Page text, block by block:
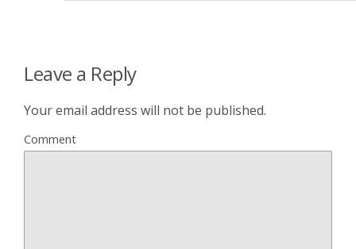
Leave a Reply
Your email address will not be published.
Comment